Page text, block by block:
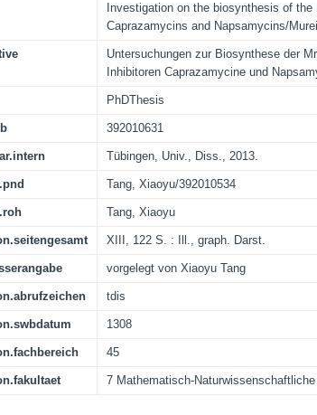
Investigation on the biosynthesis of the
Caprazamycins and Napsamycins/
Untersuchungen zur Biosynthese der
Inhibitoren Caprazamycine und
PhDThesis
392010631
Tübingen, Univ., Diss., 2013.
Tang, Xiaoyu/392010534
Tang, Xiaoyu
XIII, 122 S. : Ill., graph. Darst.
vorgelegt von Xiaoyu Tang
tdis
1308
45
7 Mathematisch-